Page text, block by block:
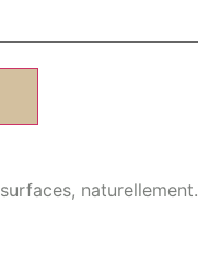
naturellement.